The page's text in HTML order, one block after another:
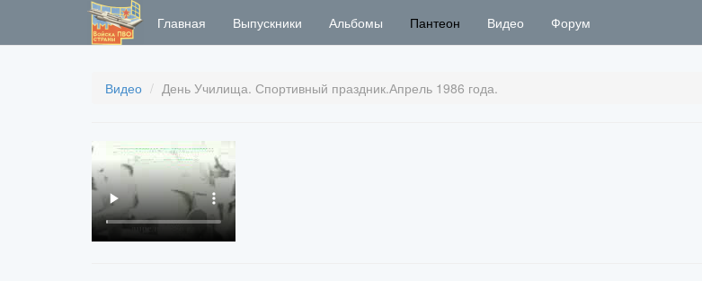
Главная Выпускники Альбомы Пантеон Видео Форум
Видео День Училища. Спортивный праздник.Апрель 1986 года.